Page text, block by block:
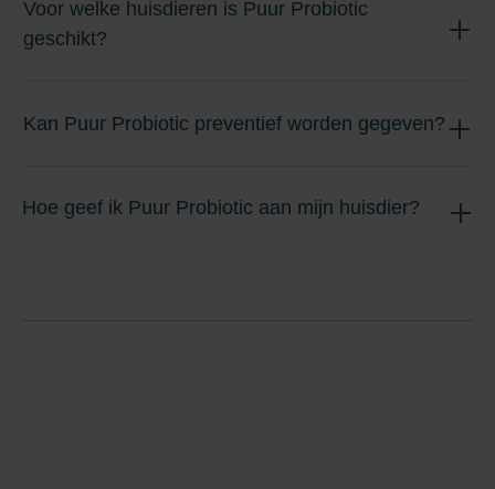
Voor welke huisdieren is Puur Probiotic
geschikt?
Kan Puur Probiotic preventief worden gegeven?
Hoe geef ik Puur Probiotic aan mijn huisdier?